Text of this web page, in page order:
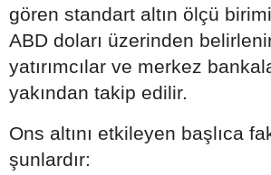
gören standart altın ölçü
ABD doları üzerinden
yatırımcılar ve merkez
yakından takip edilir.
Ons altını etkileyen başlıca
şunlardır: